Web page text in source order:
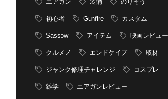
エアガン 装備 のりぞう
初心者 Gunfire カスタム
Sassow アイテム 映画レビュー
クルメノ エンドケイプ 取材
ジャンク修理チャレンジ コスプレ
雑学 エアガンレビュー